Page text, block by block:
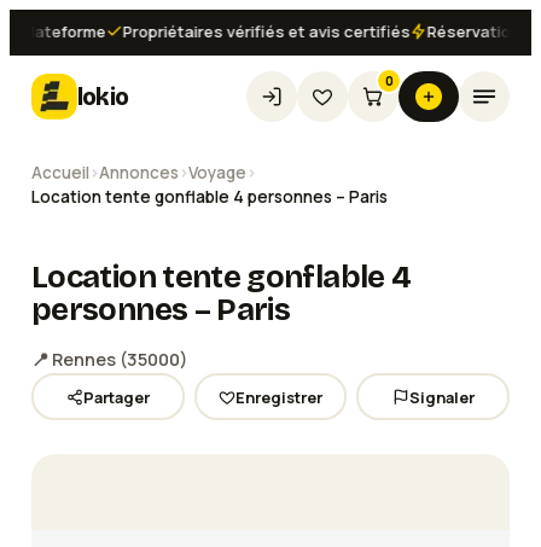
Propriétaires vérifiés et avis certifiés Réservation
lokio
0
Accueil ›Annonces ›Voyage ›
Location tente gonflable 4 personnes – Paris
Location tente gonflable 4
personnes – Paris
📍 Rennes (35000)
Partager Enregistrer Signaler